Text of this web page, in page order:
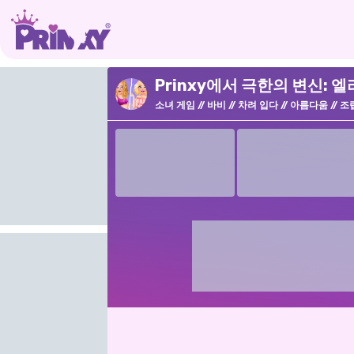
Prinxy에서 극한의 변신: 엘
소녀 게임 바비 차려 입다 아름다움 조